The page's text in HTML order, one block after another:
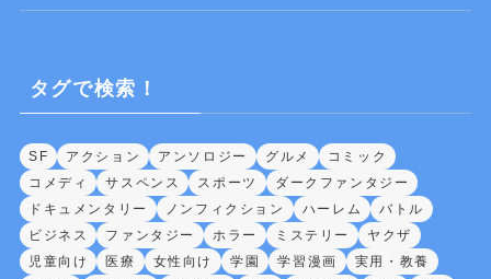
タグで検索！
SF アクション アンソロジー グルメ
コミック
コメディ
サスペンス スポーツ
ダークファンタジー
ドキュメンタリー
ノンフィクション ハーレム
バトル
ビジネス
ファンタジー ホラー ミステリー
ヤクザ
児童向け
医療 女性向け 学園 学習漫画
実用・教養